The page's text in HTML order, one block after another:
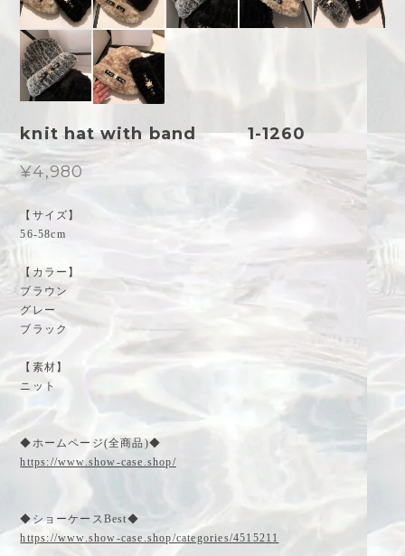
knit hat with band 1-1260
¥4,980
【サイズ】
56-58cm
【カラー】
ブラウン
グレー
ブラック
【素材】
ニット
◆ホームページ(全商品)◆
https://www.show-case.shop/
◆ショーケースBest◆
https://www.show-case.shop/categories/4515211